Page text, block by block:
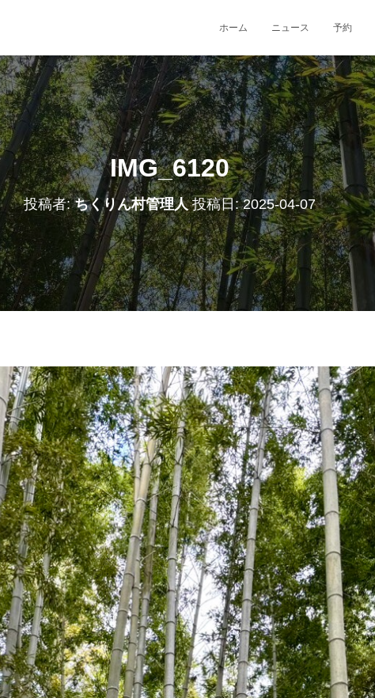
ホーム ニュース 予約
IMG_6120
投稿者:ちくりん村管理人投稿日:2025-04-07